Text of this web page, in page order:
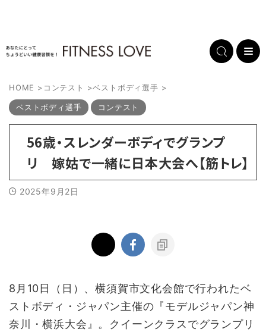
HOME > コンテスト >ベストボディ選手 >
ベストボディ選手 コンテスト
56歳・スレンダーボディでグランプ
リ 嫁姑で一緒に日本大会へ【筋トレ】
2025年9月2日
8月10日（日）、横須賀市文化会館で行われたベ
ストボディ・ジャパン主催の『モデルジャパン神
奈川・横浜大会』。クイーンクラスでグランプリ